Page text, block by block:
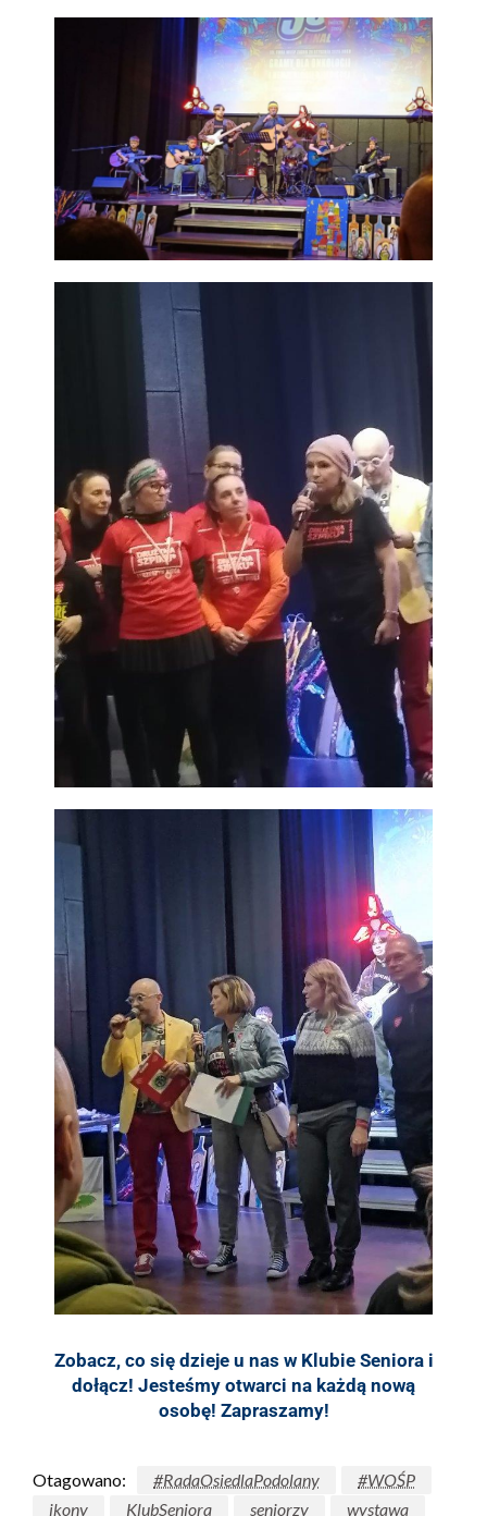
Zobacz, co się dzieje u nas w Klubie Seniora i
dołącz! Jesteśmy otwarci na każdą nową
osobę! Zapraszamy!
Otagowano: #RadaOsiedlaPodolany
#WOŚP
ikony
KlubSeniora seniorzy wystawa